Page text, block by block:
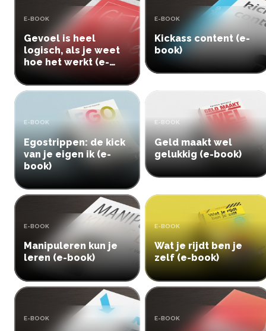
Gevoel is heel
logisch, als je weet
hoe het werkt (e-
TYPE:
E-BOOK
Kickass content (e-
book)
TYPE:
E-BOOK
Egostrippen: de kick
van je eigen ik (e-
book)
TYPE:
E-BOOK
Geld maakt wel
gelukkig (e-book)
TYPE:
E-BOOK
Manipuleren kun je
leren (e-book)
TYPE:
E-BOOK
Wat je rijdt ben je
zelf (e-book)
TYPE:
E-BOOK
TYPE:
E-BOOK TYPE:
E-BOOK